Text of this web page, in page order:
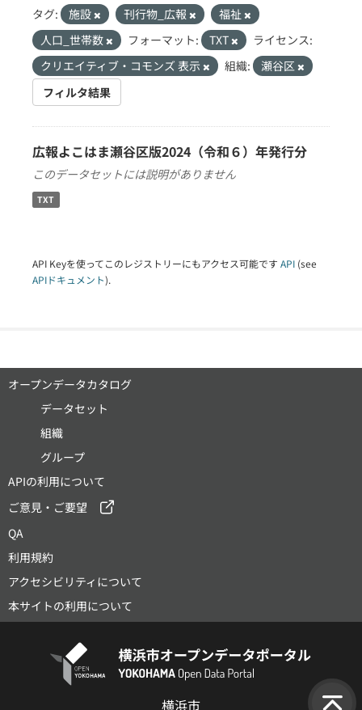
タグ: 施設 刊行物_広報
福祉
人口_世帯数
フォーマット: TXT
ライセンス:
クリエイティブ・コモンズ 表示
組織:
瀬谷区
フィルタ結果
広報よこはま瀬谷区版2024（令和６）年発行分
このデータセットには説明がありません
TXT
API Keyを使ってこのレジストリーにもアクセス可能です API (see
APIドキュメント).
オープンデータカタログ
データセット
組織
グループ
APIの利用について
ご意見・ご要望
QA
利用規約
アクセシビリティについて
本サイトの利用について
横浜市